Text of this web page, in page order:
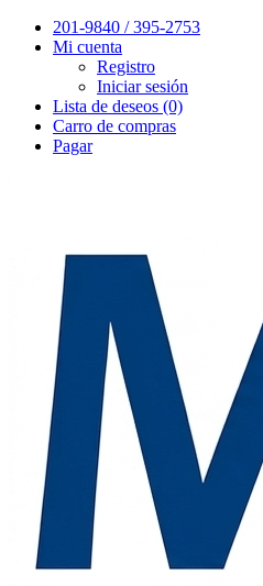
201-9840 / 395-2753
Mi cuenta
Registro
Iniciar sesión
Lista de deseos (0)
Carro de compras
Pagar